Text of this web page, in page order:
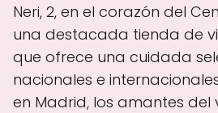
Neri, 2, en el corazón del
una destacada tienda de
que ofrece una cuidada
nacionales e
en Madrid, los amantes del